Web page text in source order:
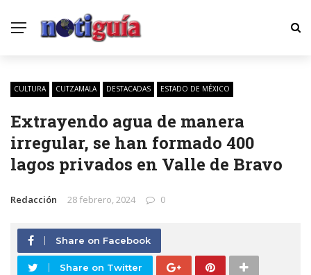
CULTURA CUTZAMALA DESTACADAS ESTADO DE MÉXICO
Extrayendo agua de manera
irregular, se han formado 400
lagos privados en Valle de Bravo
Redacción 28 febrero, 2024 0
Share on Facebook
Share on Twitter